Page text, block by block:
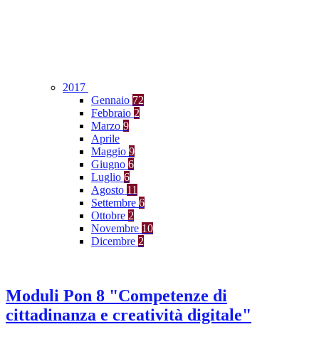
2017
Gennaio 72
Febbraio 2
Marzo 9
Aprile
Maggio 9
Giugno 6
Luglio 6
Agosto 11
Settembre 6
Ottobre 2
Novembre 10
Dicembre 2
Moduli Pon 8 "Competenze di
cittadinanza e creatività digitale"